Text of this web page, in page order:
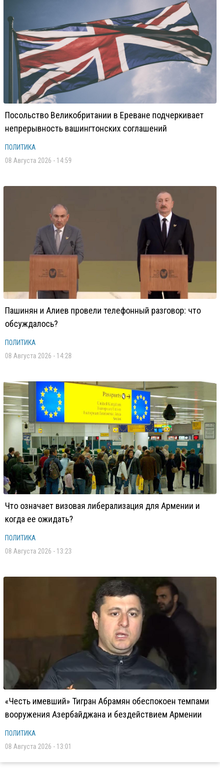
Посольство Великобритании в Ереване подчеркивает
непрерывность вашингтонских соглашений
ПОЛИТИКА
08 Августа 2026 - 14:59
Пашинян и Алиев провели телефонный разговор: что
обсуждалось?
ПОЛИТИКА
08 Августа 2026 - 14:28
Что означает визовая либерализация для Армении и
когда ее ожидать?
ПОЛИТИКА
08 Августа 2026 - 13:23
«Честь имевший» Тигран Абрамян обеспокоен темпами
вооружения Азербайджана и бездействием Армении
ПОЛИТИКА
08 Августа 2026 - 13:01